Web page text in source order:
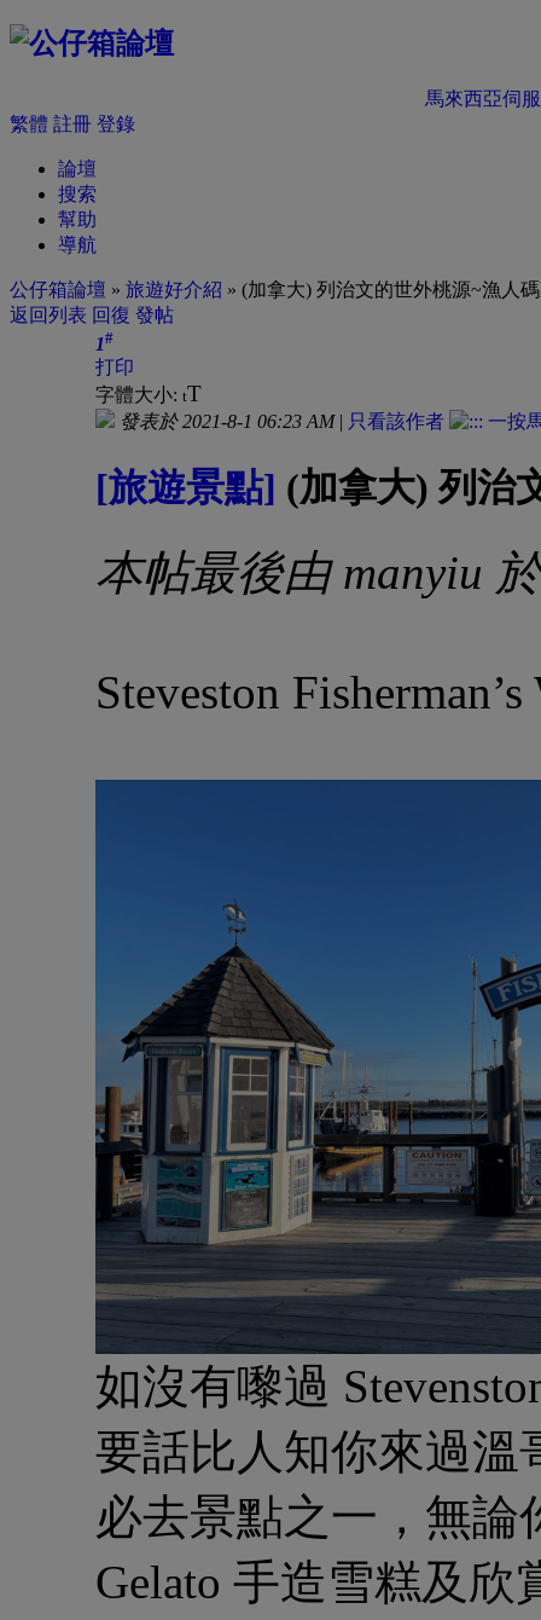
馬來西亞伺
繁體 註冊 登錄
論壇
搜索
幫助
導航
公仔箱論壇 » 旅遊好介紹 » (加拿大) 列治文的世外桃源~漁人
返回列表 回復 發帖
1#
打印
字體大小: tT
發表於 2021-8-1 06:23 AM| 只看該作者
[旅遊景點] (加拿大) 列治
本帖最後由 manyiu
Steveston
如沒有嚟過
要話比人知你來過溫
必去景點之一，無
Gelato 手造雪糕及